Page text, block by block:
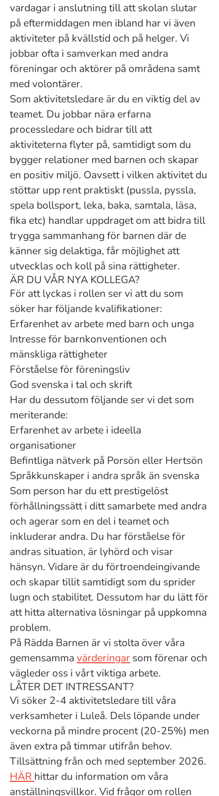
vardagar i anslutning till att skolan slutar
på eftermiddagen men ibland har vi även
aktiviteter på kvällstid och på helger. Vi
jobbar ofta i samverkan med andra
föreningar och aktörer på områdena samt
med volontärer.
Som aktivitetsledare är du en viktig del av
teamet. Du jobbar nära erfarna
processledare och bidrar till att
aktiviteterna flyter på, samtidigt som du
bygger relationer med barnen och skapar
en positiv miljö. Oavsett i vilken aktivitet du
stöttar upp rent praktiskt (pussla, pyssla,
spela bollsport, leka, baka, samtala, läsa,
fika etc) handlar uppdraget om att bidra till
trygga sammanhang för barnen där de
känner sig delaktiga, får möjlighet att
utvecklas och koll på sina rättigheter.
ÄR DU VÅR NYA KOLLEGA?
För att lyckas i rollen ser vi att du som
söker har följande kvalifikationer:
Erfarenhet av arbete med barn och unga
Intresse för barnkonventionen och
mänskliga rättigheter
Förståelse för föreningsliv
God svenska i tal och skrift
Har du dessutom följande ser vi det som
meriterande:
Erfarenhet av arbete i ideella
organisationer
Befintliga nätverk på Porsön eller Hertsön
Språkkunskaper i andra språk än svenska
Som person har du ett prestigelöst
förhållningssätt i ditt samarbete med andra
och agerar som en del i teamet och
inkluderar andra. Du har förståelse för
andras situation, är lyhörd och visar
hänsyn. Vidare är du förtroendeingivande
och skapar tillit samtidigt som du sprider
lugn och stabilitet. Dessutom har du lätt för
att hitta alternativa lösningar på uppkomna
problem.
På Rädda Barnen är vi stolta över våra
gemensamma värderingar som förenar och
vägleder oss i vårt viktiga arbete.
LÅTER DET INTRESSANT?
Vi söker 2-4 aktivitetsledare till våra
verksamheter i Luleå. Dels löpande under
veckorna på mindre procent (20-25%) men
även extra på timmar utifrån behov.
Tillsättning från och med september 2026.
HÄR hittar du information om våra
anställningsvillkor. Vid frågor om rollen